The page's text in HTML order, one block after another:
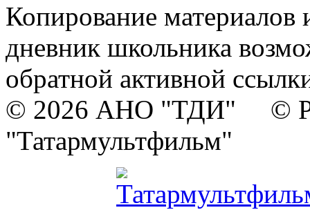
Копирование материалов
дневник школьника
обратной активной
© 2026 АНО "ТДИ" ©
"Татармультфильм"